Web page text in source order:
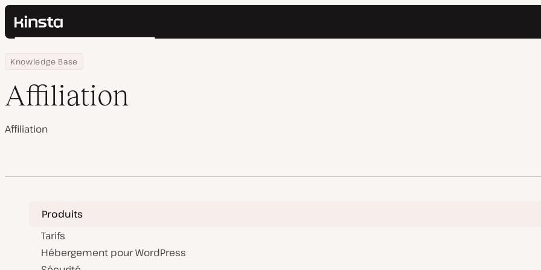
Kinsta®
Solutions
Ressources
Contact
Rechercher
Home
Centre de ressources
Knowledge Base
Affiliation
Affiliation
Affiliation
Produits
Tarifs
Hébergement pour WordPress